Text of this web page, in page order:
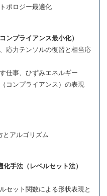
ポロジー最適化
ンプライアンス最小化）
応力テンソルの復習と相当応
仕事、ひずみエネルギー
コンプライアンス）の表現
アルゴリズム
手法（レベルセット法）
ット関数による形状表現と